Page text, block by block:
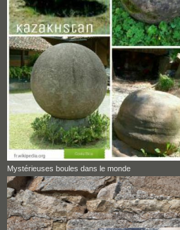
Mystérieuses boules dans le monde